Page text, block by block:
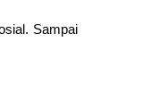
Sampai